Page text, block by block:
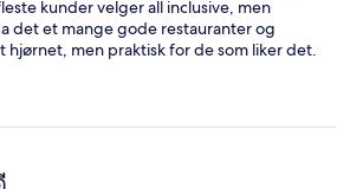
kunder velger all inclusive, men
det et mange gode restauranter og
hjørnet, men praktisk for de som liker det.
personale.